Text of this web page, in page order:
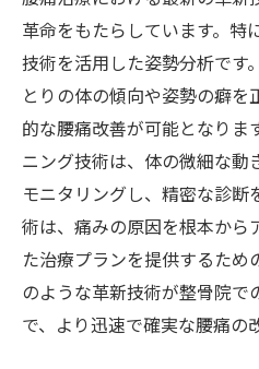
革命をもたらしています。特
技術を活用した姿勢分析です
とりの体の傾向や姿勢の癖
的な腰痛改善が可能となりま
ニング技術は、体の微細な動
モニタリングし、精密な診断
術は、痛みの原因を根本から
た治療プランを提供するため
のような革新技術が整骨院で
で、より迅速で確実な腰痛の